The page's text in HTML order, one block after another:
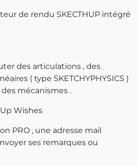
de rendu SKECTHUP intégré
des articulations , des
( type SKETCHYPHYSICS )
mécanismes .
Wishes
PRO , une adresse mail
ses remarques ou